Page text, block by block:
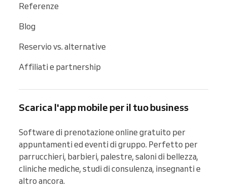
Referenze
Blog
Reservio vs. alternative
Affiliati e partnership
Scarica l'app mobile per il tuo business
Software di prenotazione online gratuito per
appuntamenti ed eventi di gruppo. Perfetto per
parrucchieri, barbieri, palestre, saloni di bellezza,
cliniche mediche, studi di consulenza, insegnanti e
altro ancora.